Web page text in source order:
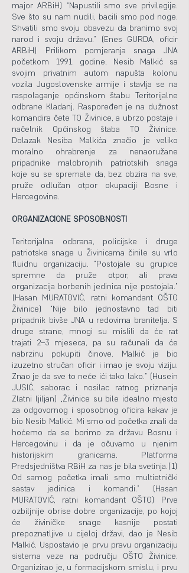
major ARBiH) “Napustili smo sve privilegije.
Sve što su nam nudili, bacili smo pod noge.
Shvatili smo svoju obavezu da branimo svoj
narod i svoju državu.” (Enes GURDA, oficir
ARBiH) Prilikom pomjeranja snaga JNA
početkom 1991. godine, Nesib Malkić sa
svojim privatnim autom napušta kolonu
vozila Jugoslovenske armije i stavlja se na
raspolaganje općinskom štabu Teritorijalne
odbrane Kladanj. Raspoređen je na dužnost
komandira čete TO Živinice, a ubrzo postaje i
načelnik Općinskog štaba TO Živinice.
Dolazak Nesiba Malkića značio je veliko
moralno ohrabrenje za nenaoružane
pripadnike malobrojnih patriotskih snaga
koje su se spremale da, bez obzira na sve,
pruže odlučan otpor okupaciji Bosne i
Hercegovine.
ORGANIZACIONE SPOSOBNOSTI
Teritorijalna odbrana, policijske i druge
patriotske snage u Živinicama činile su vrlo
fluidnu organizaciju. “Postojale su grupice
spremne da pruže otpor, ali prava
organizacija borbenih jedinica nije postojala.”
(Hasan MURATOVIĆ, ratni komandant OŠTO
Živinice) “Nije bilo jednostavno tad biti
pripadnik bivše JNA u redovima branitelja. S
druge strane, mnogi su mislili da će rat
trajati 2–3 mjeseca, pa su računali da će
nabrzinu pokupiti činove. Malkić je bio
izuzetno stručan oficir i imao je svoju viziju.
Znao je da sve to neće ići tako lako.” (Husein
JUSIĆ, saborac i nosilac ratnog priznanja
Zlatni ljiljan) „Živinice su bile idealno mjesto
za odgovornog i sposobnog oficira kakav je
bio Nesib Malkić. Mi smo od početka znali da
hoćemo da se borimo za državu Bosnu i
Hercegovinu i da je očuvamo u njenim
historijskim granicama. Platforma
Predsjedništva RBiH za nas je bila svetinja.(1)
Od samog početka imali smo multietnički
sastav jedinica i komandi.” (Hasan
MURATOVIĆ, ratni komandant OŠTO) Prve
ozbiljnije obrise dobre organizacije, po kojoj
će živiničke snage kasnije postati
prepoznatljive u cijeloj državi, dao je Nesib
Malkić. Uspostavio je prvu pravu organizaciju
sistema veze na području OŠTO Živinice.
Organizirao je, u formacijskom smislu, i prvu